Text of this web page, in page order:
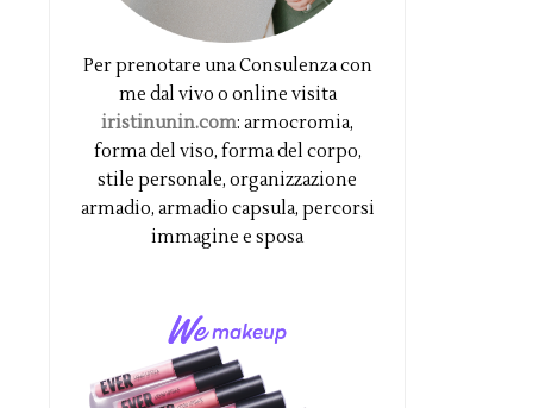
Per prenotare una Consulenza con
me dal vivo o online visita
iristinunin.com: armocromia,
forma del viso, forma del corpo,
stile personale, organizzazione
armadio, armadio capsula, percorsi
immagine e sposa